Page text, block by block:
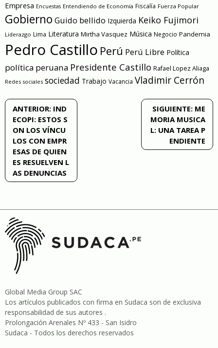
Empresa Encuestas Entendiendo de Economía Fiscalía Fuerza Popular
Gobierno Guido bellido Izquierda Keiko Fujimori
Liderazgo Lima Literatura Mirtha Vasquez Música Negocio Pandemia
Pedro Castillo Perú Perú Libre Política
política peruana Presidente Castillo Rafael Lopez Aliaga
Redes sociales sociedad Trabajo Vacancia Vladimir Cerrón
Navegación
de
entradas
ANTERIOR: IND
ECOPI: ESTOS S
ON LOS VÍNCU
LOS CON EMPR
ESAS DE QUIEN
ES RESUELVEN L
AS DENUNCIAS
SIGUIENTE: ME
MORIA MUSICA
L: UNA TAREA P
ENDIENTE
Global Media Group SAC
Los artículos publicados con firma en Sudaca son de exclusiva
responsabilidad de sus autores .
Prolongación Arenales Nº 433 - San Isidro
Sudaca - Todos los derechos reservados